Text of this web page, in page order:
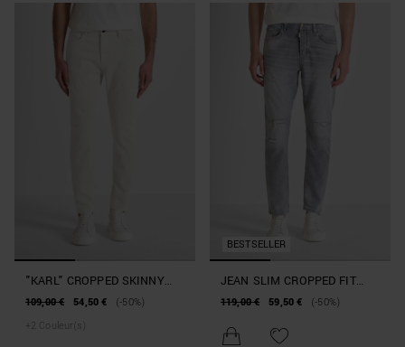
"KARL" CROPPED SKINNY
JEANS IN DENIM COLOUR
109,00 € 54,50 €
(-50%)
+ 2 Couleur(s)
BESTSELLER
JEAN SLIM CROPPED FIT
« JIMI » EN DENIM
119,00 € 59,50 € (-50%)